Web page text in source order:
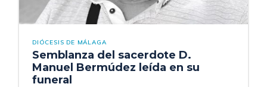
DIÓCESIS DE MÁLAGA
Semblanza del sacerdote D.
Manuel Bermúdez leída en su
funeral